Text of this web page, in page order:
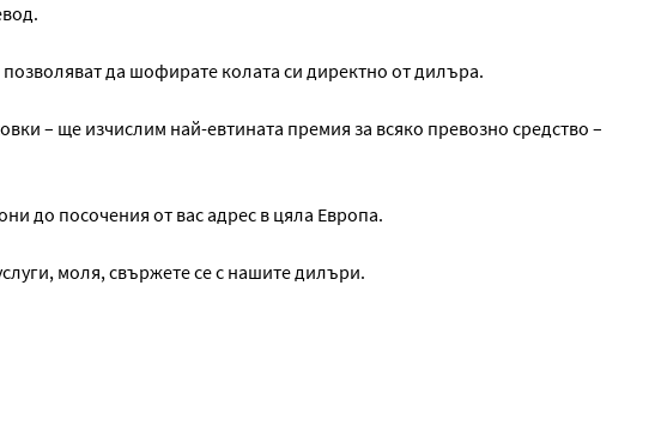
да шофирате колата си директно от дилъра.
– ще изчислим най-евтината премия за всяко превозно средство –
до посочения от вас адрес в цяла Европа.
моля, свържете се с нашите дилъри.